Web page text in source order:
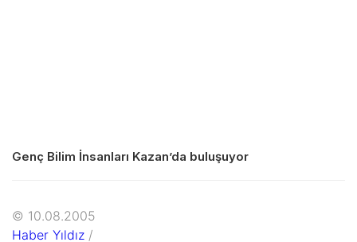
Genç Bilim İnsanları Kazan’da buluşuyor
© 10.08.2005
Haber Yıldız /